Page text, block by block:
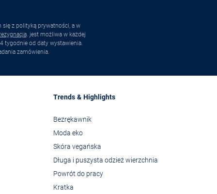
się z polityką prywatności, a w
. jest możliwa w każdej
tygodnie od daty wystawienia.
zamówienia.
Trends & Highlights
Bezrękawnik
Moda eko
Skóra vegańska
Długa i puszysta odzież wierzchnia
Powrót do pracy
Kratka